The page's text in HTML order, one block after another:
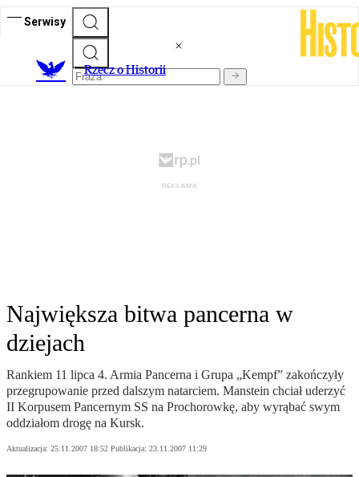
Serwisy
Rzecz o Historii
Największa bitwa pancerna w
dziejach
Rankiem 11 lipca 4. Armia Pancerna i Grupa „Kempf” zakończyły
przegrupowanie przed dalszym natarciem. Manstein chciał uderzyć
II Korpusem Pancernym SS na Prochorowkę, aby wyrąbać swym
oddziałom drogę na Kursk.
Aktualizacja: 25.11.2007 18:52 Publikacja: 23.11.2007 11:29